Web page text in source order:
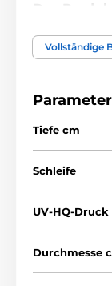
Das
Vollständige
Parameter
Tiefe cm
Schleife
UV-HQ-Druck
Durchmesse